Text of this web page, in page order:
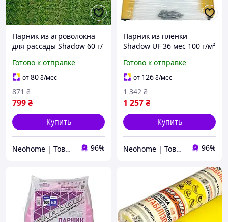
Парник из агроволокна
для рассады Shadow 60 г/
Готово к отправке
от80₴/мес
799₴
871 ₴
Купить
Neohome | Товары для дома и дачи 96%
Парник из пленки
Shadow UF 36 мес 100 г/м²
Готово к отправке
от 126₴/мес
1 257₴
1 342 ₴
Купить
Neohome | Товары для дома и дачи 96%